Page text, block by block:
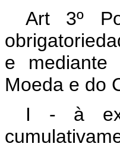
Art 3º
e mediante
Moeda e do
I - à